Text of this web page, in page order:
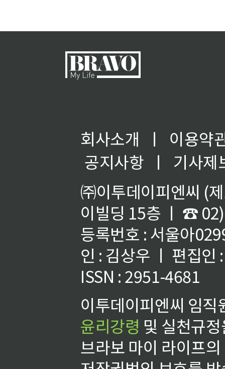
회사소개 ㅣ
이용약
공지사항
ㅣ
기사제
㈜이투데이피엔씨 (
이빌딩 15층 ㅣ ☎
등록번호 : 서울아
인 : 김상우 ㅣ 편집인
ISSN : 2951-4681
이투데이피엔씨 임
윤리강령 및 실천규
브라보 마이 라이프